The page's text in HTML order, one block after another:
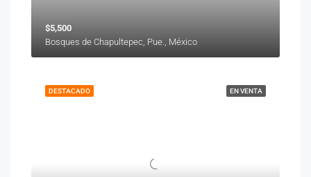
$5,500
Bosques de Chapultepec, Pue., México
EN VENTA
DESTACADO